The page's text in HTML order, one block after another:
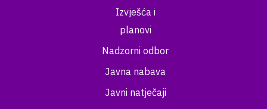
Izvješća i
planovi
Nadzorni odbor
Javna nabava
Javni natječaji